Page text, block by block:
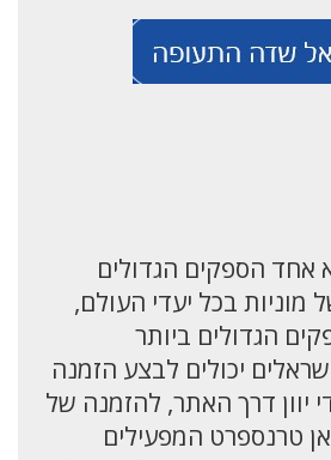
אחד הספקים הגדולים
מוניות בכל יעדי העולם,
הגדולים ביותר
יכולים לבצע הזמנה
יוון דרך האתר, להזמנה של
טרנספרט המפעילים